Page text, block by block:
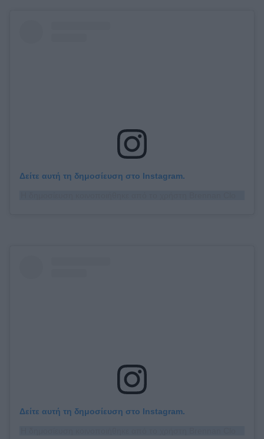
Δείτε αυτή τη δημοσίευση στο Instagram.
Δείτε αυτή τη δημοσίευση στο Instagram.